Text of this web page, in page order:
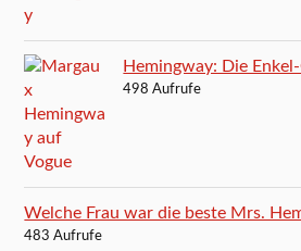
Hemingway: Die
498 Aufrufe
Welche Frau war die beste Mrs.
483 Aufrufe